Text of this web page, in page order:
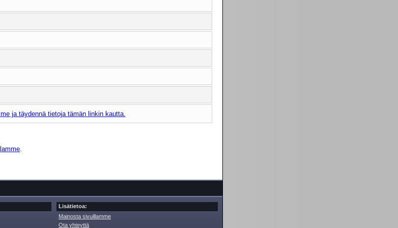
ja täydennä tietoja tämän linkin kautta.
.
Lisätietoa:
Mainosta sivuillamme
Ota yhteyttä